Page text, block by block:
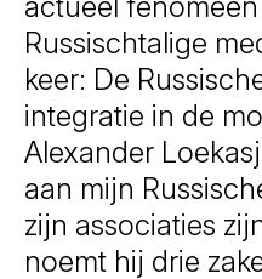
Russischtalige
keer: De
integratie in de
Alexander
aan mijn
zijn associaties
noemt hij drie